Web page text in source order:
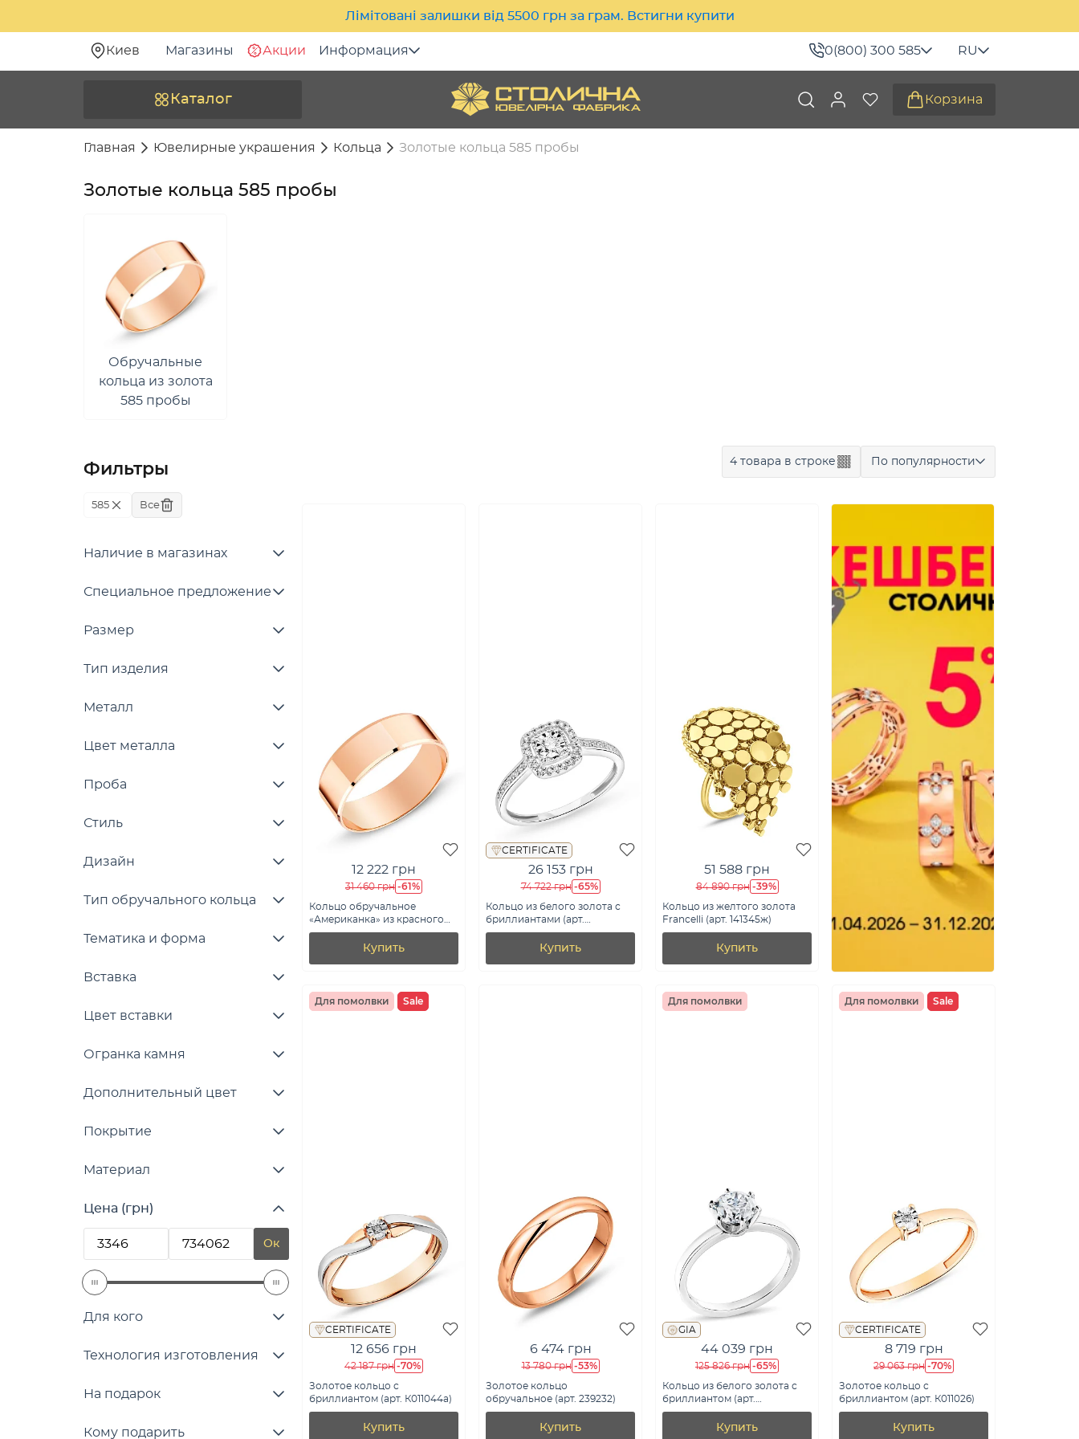
Лімітовані залишки від 5500 грн за грам. Встигни купити
Киев Магазины Акции Информация 0(800) 300 585 RU
Каталог Корзина
Главная Ювелирные украшения Кольца Золотые кольца 585 пробы
Золотые кольца 585 пробы
Обручальные
кольца из золота
585 пробы
Фильтры
585 Все
Наличие в магазинах
Специальное предложение
Размер
Тип изделия
Металл
Цвет металла
Проба
Стиль
Дизайн
Тип обручального кольца
Тематика и форма
Вставка
Цвет вставки
Огранка камня
Дополнительный цвет
Покрытие
Материал
Цена (грн)
Ок
Для кого
Технология изготовления
На подарок
Кому подарить
4 товара в строке По популярности
12 222 грн
31 460 грн -61%
Кольцо обручальное
«Американка» из красного
золота (арт. 238039)
Купить
CERTIFICATE
26 153 грн
74 722 грн -65%
Кольцо из белого золота с
бриллиантами (арт.
К011234020б)
Купить
51 588 грн
84 890 грн -39%
Кольцо из желтого золота
Francelli (арт. 141345ж)
Купить
Для помолвки Sale
CERTIFICATE
12 656 грн
42 187 грн -70%
Золотое кольцо с
бриллиантом (арт. К011044а)
Купить
6 474 грн
13 780 грн -53%
Золотое кольцо
обручальное (арт. 239232)
Купить
Для помолвки
GIA
44 039 грн
125 826 грн -65%
Кольцо из белого золота с
бриллиантом (арт.
К011178030б)
Купить
Для помолвки Sale
CERTIFICATE
8 719 грн
29 063 грн -70%
Золотое кольцо с
бриллиантом (арт. К011026)
Купить